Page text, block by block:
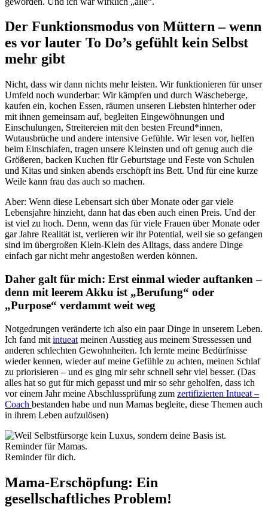
Der Funktionsmodus von Müttern – wenn
es vor lauter To Do’s gefühlt kein Selbst
mehr gibt
Nicht, dass wir dann nichts mehr leisten. Wir funktionieren für unser
Umfeld noch wunderbar: Wir kämpfen und durch Wäscheberge,
kaufen ein, kochen Essen, räumen unseren Liebsten hinterher oder
mit ihnen gemeinsam auf, begleiten Eingewöhnungen und
Einschulungen, Streitereien mit den besten Freund*innen,
Wutausbrüche und andere intensive Gefühle. Wir lesen vor, helfen
beim Einschlafen, tragen unsere Kleinsten und oft genug auch die
Größeren, backen Kuchen für Geburtstage und Feste von Schulen
und Kitas und sinken abends erschöpft ins Bett. Und für eine kurze
Weile kann frau das auch so machen.
Aber: Wenn diese Lebensart sich über Monate oder gar viele
Lebensjahre hinzieht, dann hat das eben auch einen Preis. Und der
ist viel zu hoch. Denn, wenn das für viele Frauen über Monate oder
gar Jahre Realität ist, verlieren wir ihr Potential, weil sie so gefangen
sind im übergroßen Klein-Klein des Alltags, dass andere Dinge
einfach gar nicht mehr angestoßen werden können.
Daher galt für mich: Erst einmal wieder auftanken –
denn mit leerem Akku ist „Berufung“ oder
„Purpose“ verdammt weit weg
Notgedrungen veränderte ich also ein paar Dinge in unserem Leben.
Ich fand mit intueat meinen Ausstieg aus meinem Stressessen und
anderen schlechten Gewohnheiten. Ich lernte meine Bedürfnisse
wieder kennen, wieder auf meine Gefühle zu achten, meinen Schlaf
zu priorisieren – und es ging mir sehr schnell sehr viel besser. (Das
alles hat so gut für mich gepasst und mir so sehr geholfen, dass ich
vor einem Jahr meine Abschlussprüfung zum zertifizierten Intueat –
Coach bestanden habe und nun Mamas begleite, diese Themen auch
in ihrem Leben aufzulösen)
Reminder für dich.
Mama-Erschöpfung: Ein
gesellschaftliches Problem!